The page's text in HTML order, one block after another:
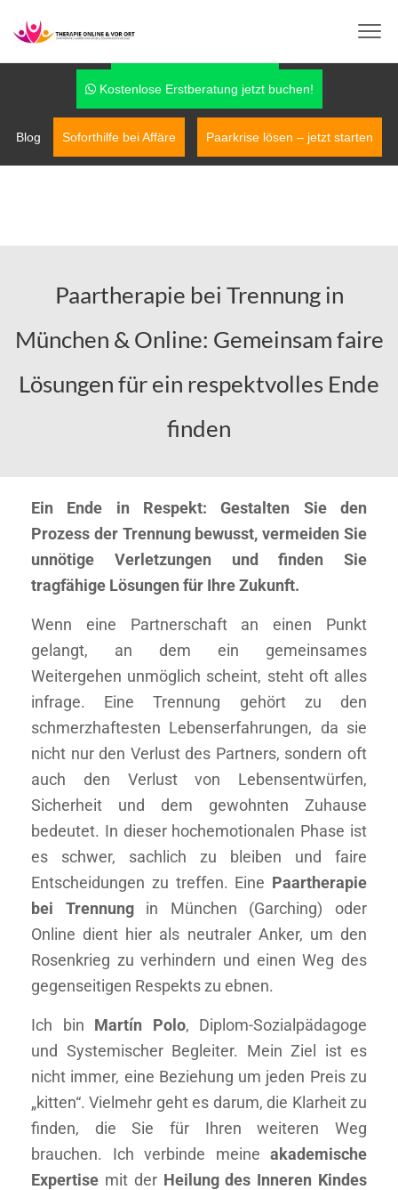
Kostenlose Erstberatung jetzt buchen!
Blog Soforthilfe bei Affäre Paarkrise lösen – jetzt starten
Paartherapie bei Trennung in
München & Online: Gemeinsam faire
Lösungen für ein respektvolles Ende
finden
Ein Ende in Respekt: Gestalten Sie den
Prozess der Trennung bewusst, vermeiden Sie
unnötige Verletzungen und finden Sie
tragfähige Lösungen für Ihre Zukunft.
Wenn eine Partnerschaft an einen Punkt
gelangt, an dem ein gemeinsames
Weitergehen unmöglich scheint, steht oft alles
infrage. Eine Trennung gehört zu den
schmerzhaftesten Lebenserfahrungen, da sie
nicht nur den Verlust des Partners, sondern oft
auch den Verlust von Lebensentwürfen,
Sicherheit und dem gewohnten Zuhause
bedeutet. In dieser hochemotionalen Phase ist
es schwer, sachlich zu bleiben und faire
Entscheidungen zu treffen. Eine Paartherapie
bei Trennungin München (Garching) oder
Online dient hier als neutraler Anker, um den
Rosenkrieg zu verhindern und einen Weg des
gegenseitigen Respekts zu ebnen.
Ich bin Martín Polo, Diplom-Sozialpädagoge
und Systemischer Begleiter. Mein Ziel ist es
nicht immer, eine Beziehung um jeden Preis zu
„kitten“. Vielmehr geht es darum, die Klarheit zu
finden, die Sie für Ihren weiteren Weg
brauchen. Ich verbinde meine akademische
Expertise mit der Heilung des Inneren Kindes